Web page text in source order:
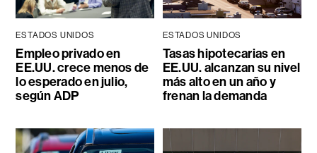
ESTADOS UNIDOS
Empleo privado en
EE.UU. crece menos de
lo esperado en julio,
según ADP
ESTADOS UNIDOS
Tasas hipotecarias en
EE.UU. alcanzan su nivel
más alto en un año y
frenan la demanda